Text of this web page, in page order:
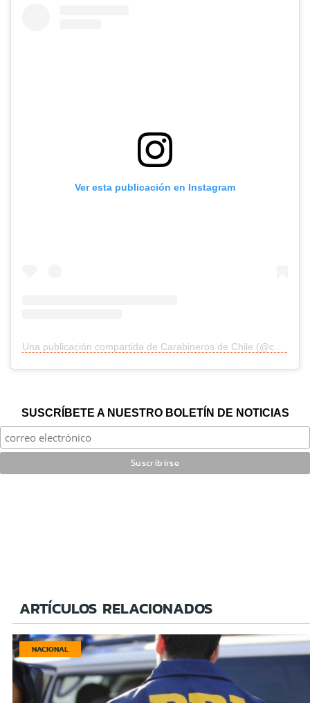
Ver esta publicación en Instagram
SUSCRÍBETE A NUESTRO BOLETÍN DE NOTICIAS
ARTÍCULOS RELACIONADOS
NACIONAL